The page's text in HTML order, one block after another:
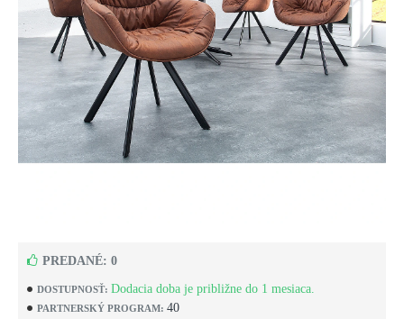
DOSTUPNOSŤ: Dodacia doba je približne do 1 mesiaca.
PARTNERSKÝ PROGRAM: 40
PREDANÉ: 0